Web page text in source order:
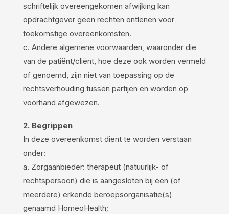
schriftelijk overeengekomen afwijking kan
opdrachtgever geen rechten ontlenen voor
toekomstige overeenkomsten.
c. Andere algemene voorwaarden, waaronder die
van de patiënt/cliënt, hoe deze ook worden vermeld
of genoemd, zijn niet van toepassing op de
rechtsverhouding tussen partijen en worden op
voorhand afgewezen.
2. Begrippen
In deze overeenkomst dient te worden verstaan
onder:
a. Zorgaanbieder: therapeut (natuurlijk- of
rechtspersoon) die is aangesloten bij een (of
meerdere) erkende beroepsorganisatie(s)
genaamd HomeoHealth;